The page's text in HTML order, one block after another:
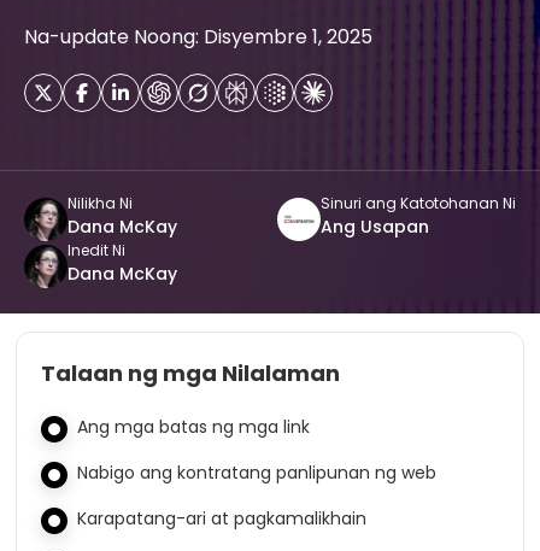
Na-update Noong: Disyembre 1, 2025
Nilikha Ni
Dana McKay
Sinuri ang Katotohanan Ni
Ang Usapan
Inedit Ni
Dana McKay
Talaan ng mga Nilalaman
Ang mga batas ng mga link
Nabigo ang kontratang panlipunan ng web
Karapatang-ari at pagkamalikhain